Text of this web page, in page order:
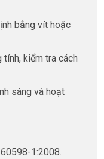
bằng vít hoặc
tính, kiểm tra cách
sáng và hoạt
1:2008.